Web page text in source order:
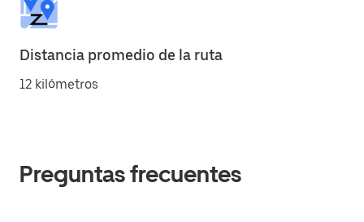
Distancia promedio de la ruta
12 kilómetros
Preguntas frecuentes